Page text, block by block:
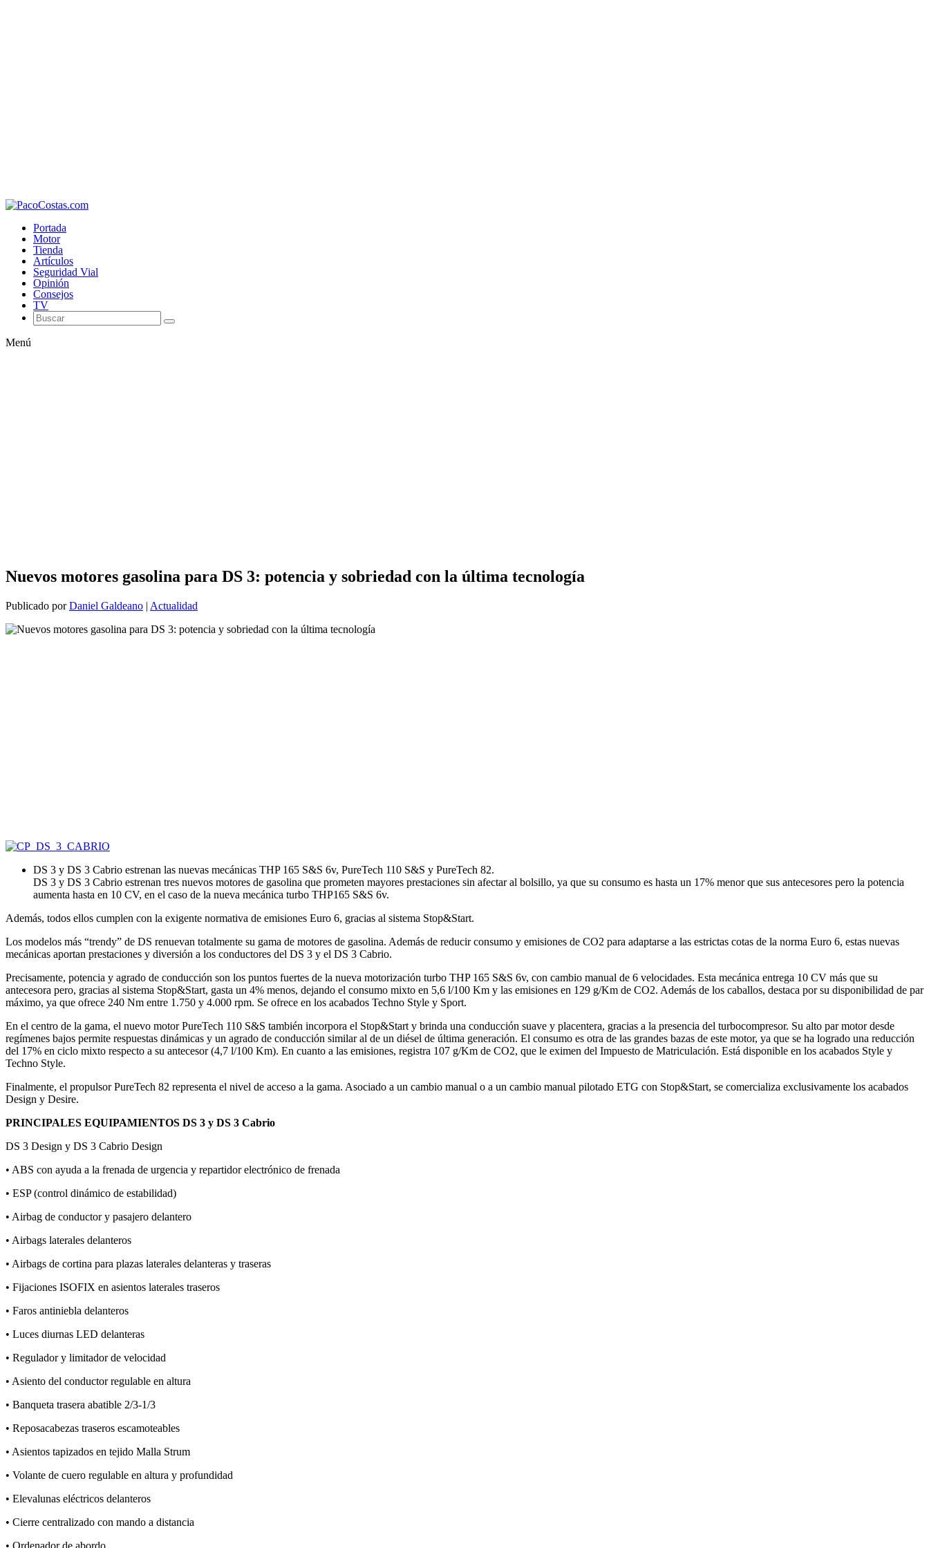
Portada
Motor
Tienda
Artículos
Seguridad Vial
Opinión
Consejos
TV
Menú
Nuevos motores gasolina para DS 3: potencia y sobriedad con la última tecnología
Publicado porDaniel Galdeano | Actualidad
DS 3 y DS 3 Cabrio estrenan las nuevas mecánicas THP 165 S&S 6v, PureTech 110 S&S y PureTech 82.
DS 3 y DS 3 Cabrio estrenan tres nuevos motores de gasolina que prometen mayores prestaciones sin afectar al bolsillo, ya que su consumo es hasta un 17% menor que sus antecesores pero la potencia
aumenta hasta en 10 CV, en el caso de la nueva mecánica turbo THP165 S&S 6v.
Además, todos ellos cumplen con la exigente normativa de emisiones Euro 6, gracias al sistema Stop&Start.
Los modelos más “trendy” de DS renuevan totalmente su gama de motores de gasolina. Además de reducir consumo y emisiones de CO2 para adaptarse a las estrictas cotas de la norma Euro 6, estas nuevas
mecánicas aportan prestaciones y diversión a los conductores del DS 3 y el DS 3 Cabrio.
Precisamente, potencia y agrado de conducción son los puntos fuertes de la nueva motorización turbo THP 165 S&S 6v, con cambio manual de 6 velocidades. Esta mecánica entrega 10 CV más que su
antecesora pero, gracias al sistema Stop&Start, gasta un 4% menos, dejando el consumo mixto en 5,6 l/100 Km y las emisiones en 129 g/Km de CO2. Además de los caballos, destaca por su disponibilidad de par
máximo, ya que ofrece 240 Nm entre 1.750 y 4.000 rpm. Se ofrece en los acabados Techno Style y Sport.
En el centro de la gama, el nuevo motor PureTech 110 S&S también incorpora el Stop&Start y brinda una conducción suave y placentera, gracias a la presencia del turbocompresor. Su alto par motor desde
regímenes bajos permite respuestas dinámicas y un agrado de conducción similar al de un diésel de última generación. El consumo es otra de las grandes bazas de este motor, ya que se ha logrado una reducción
del 17% en ciclo mixto respecto a su antecesor (4,7 l/100 Km). En cuanto a las emisiones, registra 107 g/Km de CO2, que le eximen del Impuesto de Matriculación. Está disponible en los acabados Style y
Techno Style.
Finalmente, el propulsor PureTech 82 representa el nivel de acceso a la gama. Asociado a un cambio manual o a un cambio manual pilotado ETG con Stop&Start, se comercializa exclusivamente los acabados
Design y Desire.
PRINCIPALES EQUIPAMIENTOS DS 3 y DS 3 Cabrio
DS 3 Design y DS 3 Cabrio Design
• ABS con ayuda a la frenada de urgencia y repartidor electrónico de frenada
• ESP (control dinámico de estabilidad)
• Airbag de conductor y pasajero delantero
• Airbags laterales delanteros
• Airbags de cortina para plazas laterales delanteras y traseras
• Fijaciones ISOFIX en asientos laterales traseros
• Faros antiniebla delanteros
• Luces diurnas LED delanteras
• Regulador y limitador de velocidad
• Asiento del conductor regulable en altura
• Banqueta trasera abatible 2/3-1/3
• Reposacabezas traseros escamoteables
• Asientos tapizados en tejido Malla Strum
• Volante de cuero regulable en altura y profundidad
• Elevalunas eléctricos delanteros
• Cierre centralizado con mando a distancia
• Ordenador de abordo